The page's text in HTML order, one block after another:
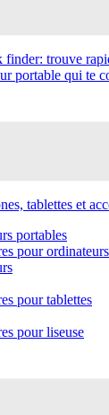
finder: trouve
portable qui te
tablettes et
portables
pour
pour tablettes
pour liseuse